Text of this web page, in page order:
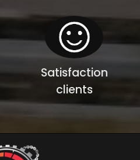
Satisfaction
clients